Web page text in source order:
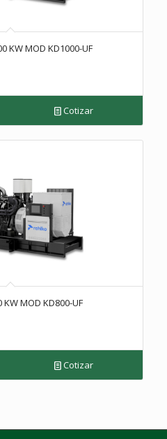
KW MOD KD1000-UF
Cotizar
MOD KD800-UF
Cotizar